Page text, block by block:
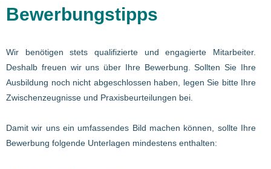
Bewerbungstipps
Wir benötigen stets qualifizierte und engagierte Mitarbeiter.
Deshalb freuen wir uns über Ihre Bewerbung. Sollten Sie Ihre
Ausbildung noch nicht abgeschlossen haben, legen Sie bitte Ihre
Zwischenzeugnisse und Praxisbeurteilungen bei.
Damit wir uns ein umfassendes Bild machen können, sollte Ihre
Bewerbung folgende Unterlagen mindestens enthalten: